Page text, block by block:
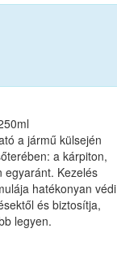
a jármű külsején
a kárpiton,
egyaránt. Kezelés
hatékonyan védi
és biztosítja,
legyen.